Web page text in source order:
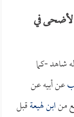
في
شاهد -كما
عن أبيه عن
منابن لهيعةقبل